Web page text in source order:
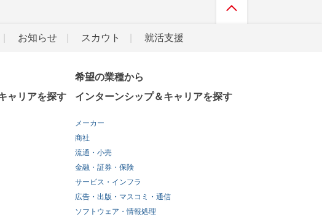
お知らせ スカウト 就活支援
ャリアを探す
希望の業種から
インターンシップ＆キャリアを探す
メーカー
商社
流通・小売
金融・証券・保険
サービス・インフラ
広告・出版・マスコミ・通信
ソフトウェア・情報処理